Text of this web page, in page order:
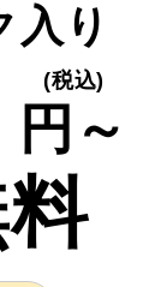
入り
円～
(税込)